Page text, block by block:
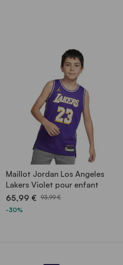
Maillot Jordan Los Angeles
Lakers Violet pour enfant
65,99 € 93,99 €
-30%